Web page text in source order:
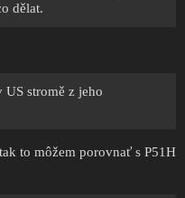
dělat.
US stromě z jeho
to môžem porovnať s P51H